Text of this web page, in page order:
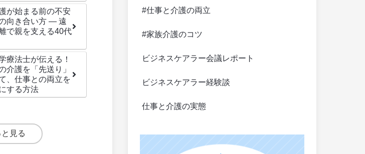
が始まる前の不安
向き合い方 ― 遠
で親を支える40代
療法士が伝える！
介護を「先送り」
、仕事との両立を
する方法
と見る
#仕事と介護の両立
#家族介護のコツ
ビジネスケアラー会議レポート
ビジネスケアラー経験談
仕事と介護の実態